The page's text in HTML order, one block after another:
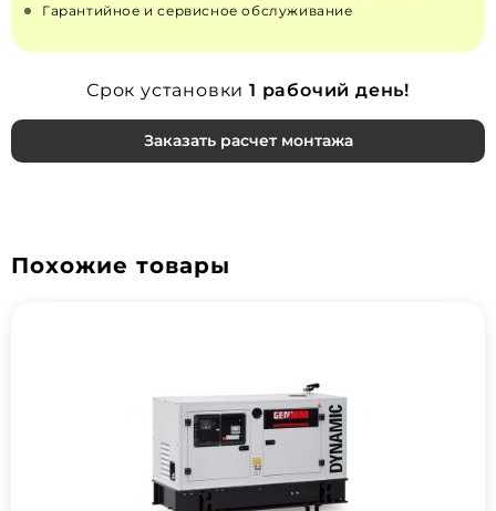
Гарантийное и сервисное обслуживание
Срок установки 1 рабочий день!
Заказать расчет монтажа
Похожие товары